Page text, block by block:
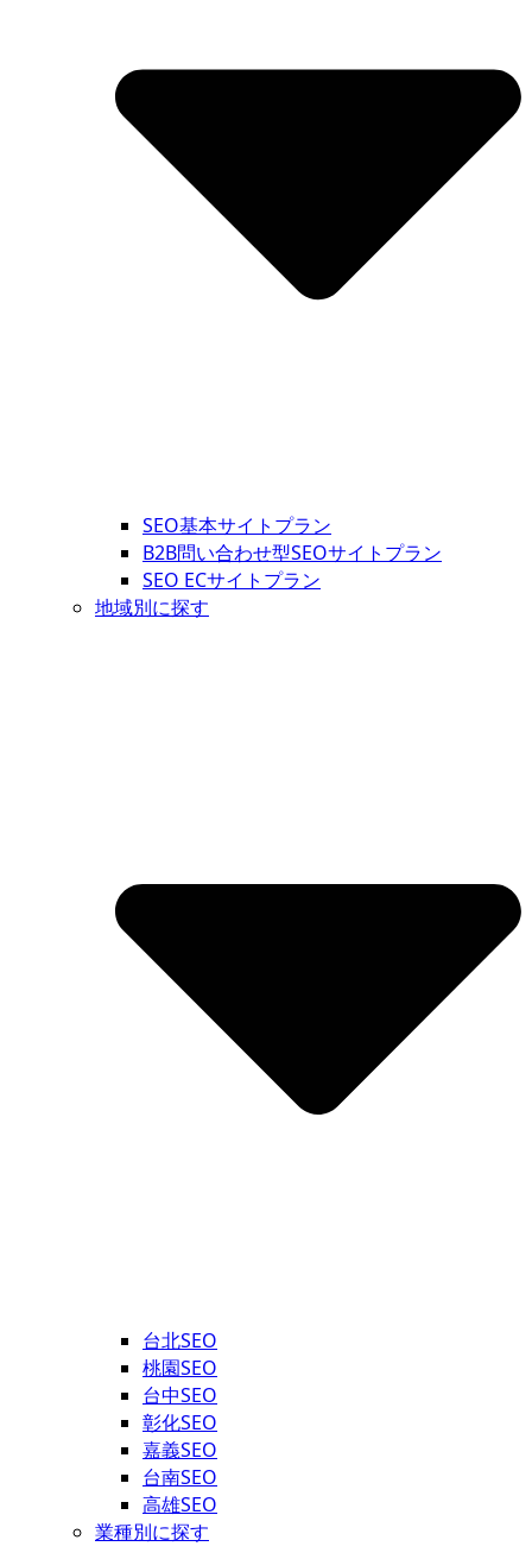
SEO基本サイトプラン
B2B問い合わせ型SEOサイトプラン
SEO ECサイトプラン
地域別に探す
台北SEO
桃園SEO
台中SEO
彰化SEO
嘉義SEO
台南SEO
高雄SEO
業種別に探す